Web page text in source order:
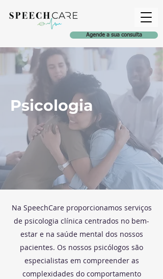
Agende a sua consulta
Psicologia
Na SpeechCare proporcionamos serviços
de psicologia clínica centrados no bem-
estar e na saúde mental dos nossos
pacientes. Os nossos psicólogos são
especialistas em compreender as
complexidades do comportamento